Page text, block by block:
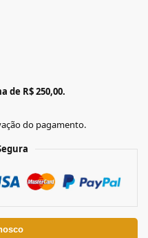
de R$ 250,00.
do pagamento.